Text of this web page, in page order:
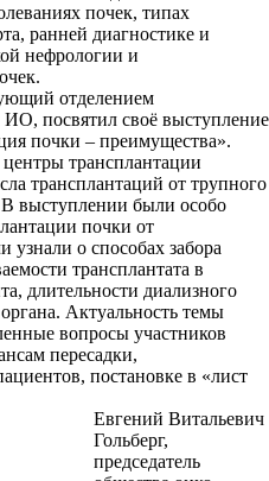
почек, типах
ранней диагностике и
нефрологии и
отделением
посвятил своё выступление
почки – преимущества».
трансплантации
трансплантаций от трупного
выступлении были особо
почки от
узнали о способах забора
трансплантата в
длительности диализного
Актуальность темы
вопросы участников
пересадки,
постановке в «лист
Евгений Витальевич
Гольберг,
председатель